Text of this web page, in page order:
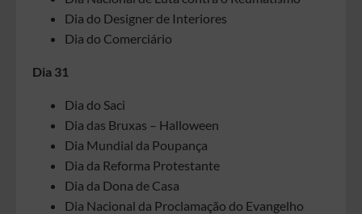
Dia do Designer de Interiores
Dia do Comerciário
Dia 31
Dia do Saci
Dia das Bruxas – Halloween
Dia Mundial da Poupança
Dia da Reforma Protestante
Dia da Dona de Casa
Dia Nacional da Proclamação do Evangelho